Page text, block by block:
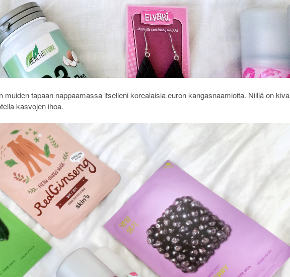
muiden tapaan nappaamassa itselleni korealaisia euron kangasnaamioita. Niillä on kiva
kasvojen ihoa.